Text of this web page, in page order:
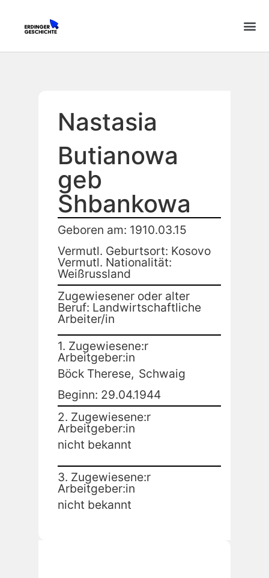
Nastasia
Butianowa
geb
Shbankowa
Geboren am: 1910.03.15
Vermutl. Geburtsort: Kosovo
Vermutl. Nationalität:
Weißrussland
Zugewiesener oder alter
Beruf: Landwirtschaftliche
Arbeiter/in
1. Zugewiesene:r
Arbeitgeber:in
Böck Therese, Schwaig
Beginn: 29.04.1944
2. Zugewiesene:r
Arbeitgeber:in
nicht bekannt
3. Zugewiesene:r
Arbeitgeber:in
nicht bekannt